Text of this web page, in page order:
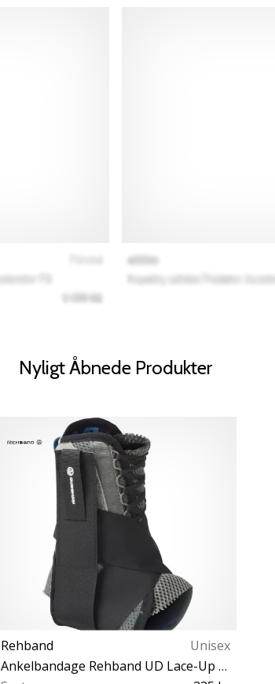
Nyligt Åbnede Produkter
Rehband
Unisex
Ankelbandage Rehband UD Lace-Up Ankle Support